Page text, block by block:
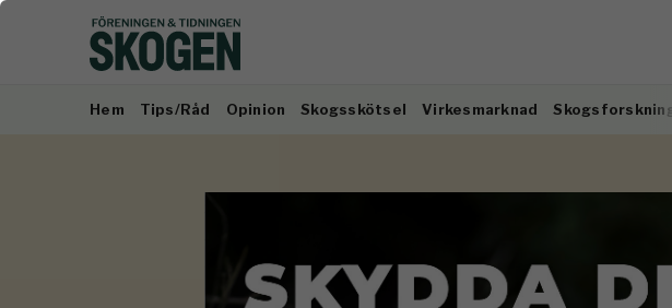
Hem Tips/Råd Opinion Skogsskötsel Virkesmarknad Skogsforskning